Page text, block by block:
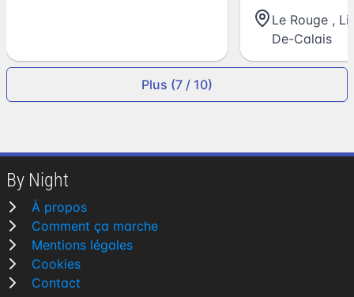
Le Rouge ,
De-Calais
Plus (7 / 10)
By Night
À propos
Comment ça marche
Mentions légales
Cookies
Contact